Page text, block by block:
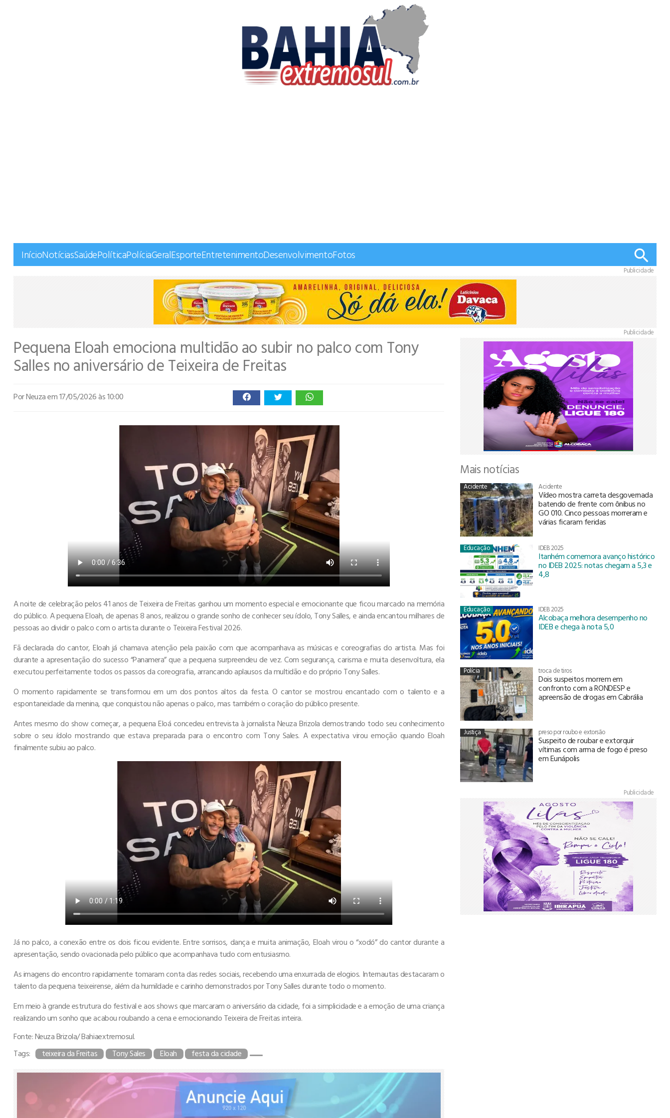
InícioNotíciasSaúdePolíticaPolíciaGeralEsporteEntretenimentoDesenvolvimentoFotos
Publicidade
Pequena Eloah emociona multidão ao subir no palco com Tony
Salles no aniversário de Teixeira de Freitas
Por Neuzaem 17/05/2026 às 10:00
A noite de celebração pelos 41 anos de Teixeira de Freitas ganhou um momento especial e emocionante que ficou marcado na memória
do público. A pequena Eloah, de apenas 8 anos, realizou o grande sonho de conhecer seu ídolo, Tony Salles, e ainda encantou milhares de
pessoas ao dividir o palco com o artista durante o Teixeira Festival 2026.
Fã declarada do cantor, Eloah já chamava atenção pela paixão com que acompanhava as músicas e coreografias do artista. Mas foi
durante a apresentação do sucesso “Panamera” que a pequena surpreendeu de vez. Com segurança, carisma e muita desenvoltura, ela
executou perfeitamente todos os passos da coreografia, arrancando aplausos da multidão e do próprio Tony Salles.
O momento rapidamente se transformou em um dos pontos altos da festa. O cantor se mostrou encantado com o talento e a
espontaneidade da menina, que conquistou não apenas o palco, mas também o coração do público presente.
Antes mesmo do show começar, a pequena Eloá concedeu entrevista à jornalista Neuza Brizola demostrando todo seu conhecimento
sobre o seu ídolo mostrando que estava preparada para o encontro com Tony Sales. A expectativa virou emoção quando Eloah
finalmente subiu ao palco.
Já no palco, a conexão entre os dois ficou evidente. Entre sorrisos, dança e muita animação, Eloah virou o “xodó” do cantor durante a
apresentação, sendo ovacionada pelo público que acompanhava tudo com entusiasmo.
As imagens do encontro rapidamente tomaram conta das redes sociais, recebendo uma enxurrada de elogios. Internautas destacaram o
talento da pequena teixeirense, além da humildade e carinho demonstrados por Tony Salles durante todo o momento.
Em meio à grande estrutura do festival e aos shows que marcaram o aniversário da cidade, foi a simplicidade e a emoção de uma criança
realizando um sonho que acabou roubando a cena e emocionando Teixeira de Freitas inteira.
Fonte: Neuza Brizola/ Bahiaextremosul.
Tags:
teixeira da Freitas Tony Sales Eloah festa da cidade
Publicidade
Mais notícias
Acidente Acidente
Vídeo mostra carreta desgovernada
batendo de frente com ônibus no
GO 010. Cinco pessoas morreram e
várias ficaram feridas
Educação IDEB 2025
Itanhém comemora avanço histórico
no IDEB 2025: notas chegam a 5,3 e
4,8
Educação IDEB 2025
Alcobaça melhora desempenho no
IDEB e chega à nota 5,0
Polícia troca de tiros
Dois suspeitos morrem em
confronto com a RONDESP e
apreensão de drogas em Cabrália
Justiça preso por roubo e extorsão
Suspeito de roubar e extorquir
vítimas com arma de fogo é preso
em Eunápolis
Publicidade